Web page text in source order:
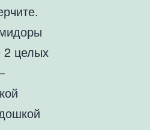
2 целых